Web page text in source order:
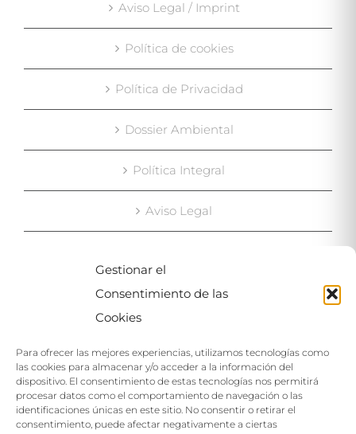
Gestionar el
Consentimiento de las
Cookies
Para ofrecer las mejores experiencias, utilizamos tecnologías como
las cookies para almacenar y/o acceder a la información del
dispositivo. El consentimiento de estas tecnologías nos permitirá
procesar datos como el comportamiento de navegación o las
identificaciones únicas en este sitio. No consentir o retirar el
consentimiento, puede afectar negativamente a ciertas
Aviso Legal / Imprint
Política de cookies
Política de Privacidad
Dossier Ambiental
Política Integral
Aviso Legal
Haga clic para aceptar las cookies de este